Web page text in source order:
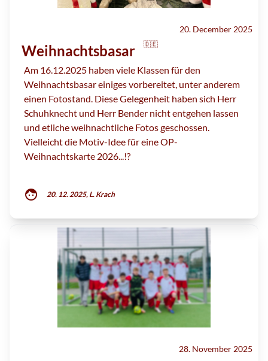
20. December 2025
Weihnachtsbasar 🇩🇪
Am 16.12.2025 haben viele Klassen für den
Weihnachtsbasar einiges vorbereitet, unter anderem
einen Fotostand. Diese Gelegenheit haben sich Herr
Schuhknecht und Herr Bender nicht entgehen lassen
und etliche weihnachtliche Fotos geschossen.
Vielleicht die Motiv-Idee für eine OP-
Weihnachtskarte 2026...!?
face 20. 12. 2025, L. Krach
28. November 2025